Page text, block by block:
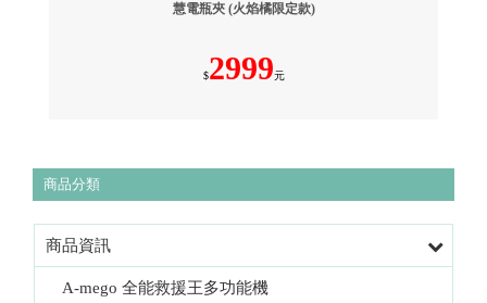
慧電瓶夾 (火焰橘限定款)
$2999元
商品分類
商品資訊
A-mego 全能救援王多功能機